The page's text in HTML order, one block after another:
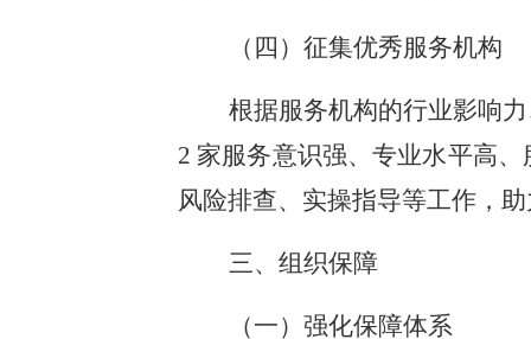
（四）征集优秀服务机构
根据服务机构的行业影响
2 家服务意识强、专业水平高
风险排查、实操指导等工作，
三、组织保障
（一）强化保障体系